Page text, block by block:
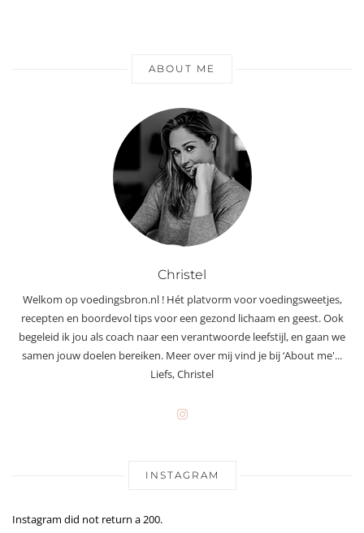
ABOUT ME
Christel
Welkom op voedingsbron.nl ! Hét platvorm voor voedingsweetjes,
recepten en boordevol tips voor een gezond lichaam en geest. Ook
begeleid ik jou als coach naar een verantwoorde leefstijl, en gaan we
samen jouw doelen bereiken. Meer over mij vind je bij ‘About me'...
Liefs, Christel
INSTAGRAM
Instagram did not return a 200.